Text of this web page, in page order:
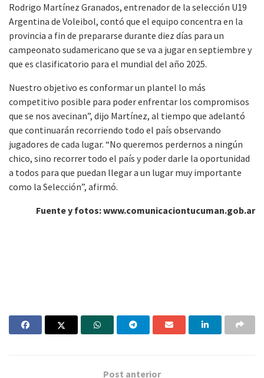
Rodrigo Martínez Granados, entrenador de la selección U19
Argentina de Voleibol, contó que el equipo concentra en la
provincia a fin de prepararse durante diez días para un
campeonato sudamericano que se va a jugar en septiembre y
que es clasificatorio para el mundial del año 2025.
Nuestro objetivo es conformar un plantel lo más
competitivo posible para poder enfrentar los compromisos
que se nos avecinan”, dijo Martínez, al tiempo que adelantó
que continuarán recorriendo todo el país observando
jugadores de cada lugar. “No queremos perdernos a ningún
chico, sino recorrer todo el país y poder darle la oportunidad
a todos para que puedan llegar a un lugar muy importante
como la Selección”, afirmó.
Fuente y fotos: www.comunicaciontucuman.gob.ar
Post anterior